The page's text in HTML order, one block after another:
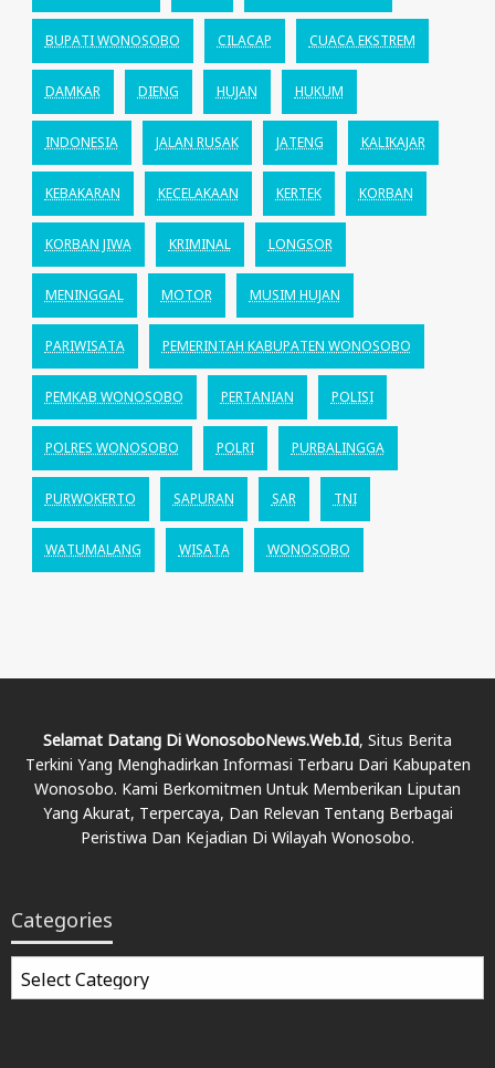
BUPATI WONOSOBO CILACAP CUACA EKSTREM
DAMKAR DIENG HUJAN HUKUM
INDONESIA JALAN RUSAK JATENG KALIKAJAR
KEBAKARAN KECELAKAAN KERTEK KORBAN
KORBAN JIWA KRIMINAL LONGSOR
MENINGGAL MOTOR MUSIM HUJAN
PARIWISATA PEMERINTAH KABUPATEN WONOSOBO
PEMKAB WONOSOBO PERTANIAN POLISI
POLRES WONOSOBO POLRI PURBALINGGA
PURWOKERTO SAPURAN SAR TNI
WATUMALANG WISATA WONOSOBO
Selamat Datang Di WonosoboNews.web.id, Situs Berita
Terkini Yang Menghadirkan Informasi Terbaru Dari Kabupaten
Wonosobo. Kami Berkomitmen Untuk Memberikan Liputan
Yang Akurat, Terpercaya, Dan Relevan Tentang Berbagai
Peristiwa Dan Kejadian Di Wilayah Wonosobo.
Categories
Categories